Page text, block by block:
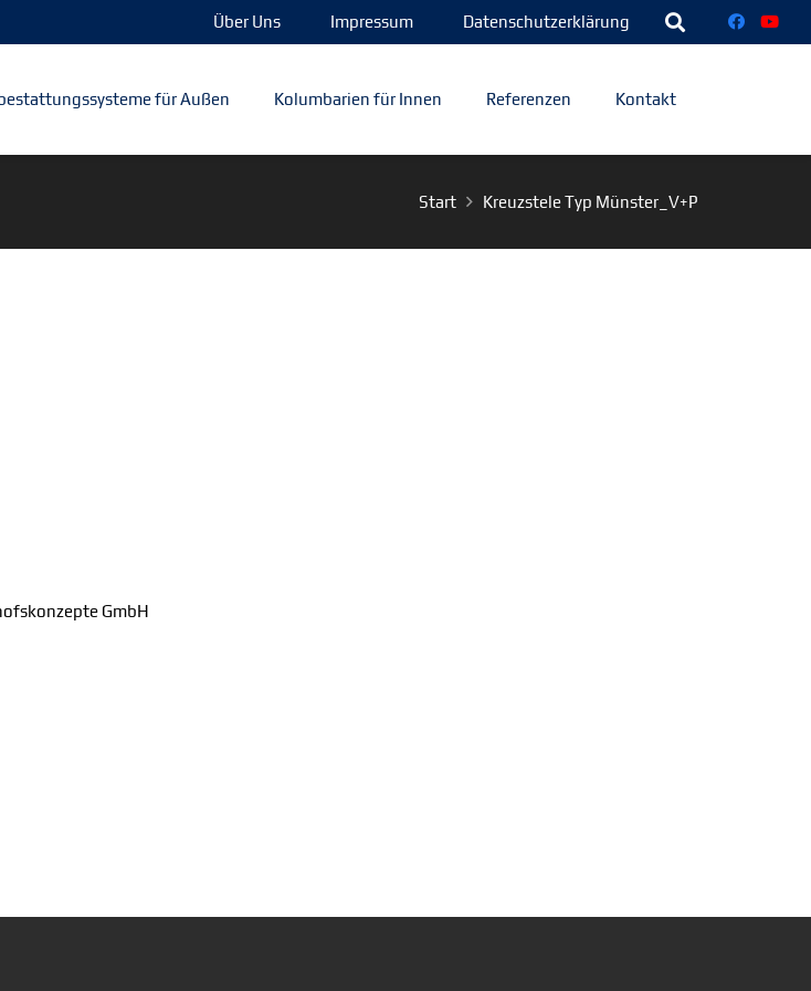
Über Uns Impressum Datenschutzerklärung
für Außen Kolumbarien für Innen Referenzen Kontakt
Start Kreuzstele Typ Münster_V+P
GmbH